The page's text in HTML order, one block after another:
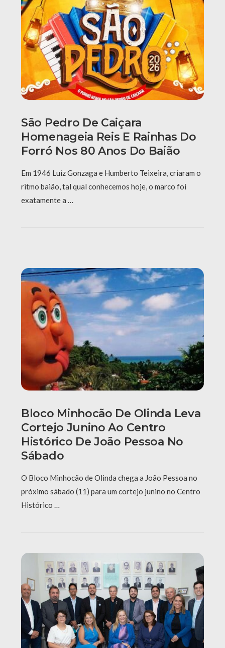
São Pedro De Caiçara
Homenageia Reis E Rainhas Do
Forró Nos 80 Anos Do Baião
Em 1946 Luiz Gonzaga e Humberto Teixeira, criaram o
ritmo baião, tal qual conhecemos hoje, o marco foi
exatamente a …
Bloco Minhocão De Olinda Leva
Cortejo Junino Ao Centro
Histórico De João Pessoa No
Sábado
O Bloco Minhocão de Olinda chega a João Pessoa no
próximo sábado (11) para um cortejo junino no Centro
Histórico …